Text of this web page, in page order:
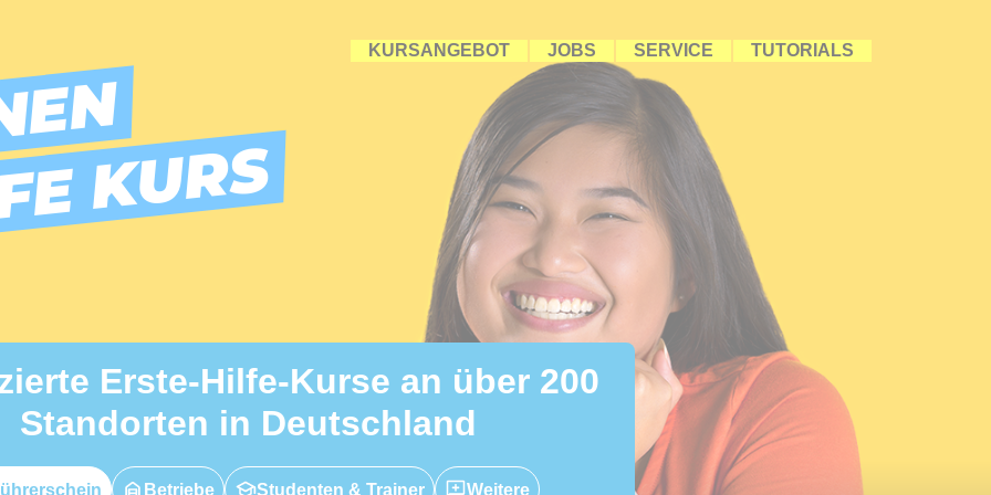
KURSANGEBOT JOBS SERVICE TUTORIALS
KURS
Erste-Hilfe-Kurse an über 200
Standorten in Deutschland
Betriebe Studenten & Trainer Weitere